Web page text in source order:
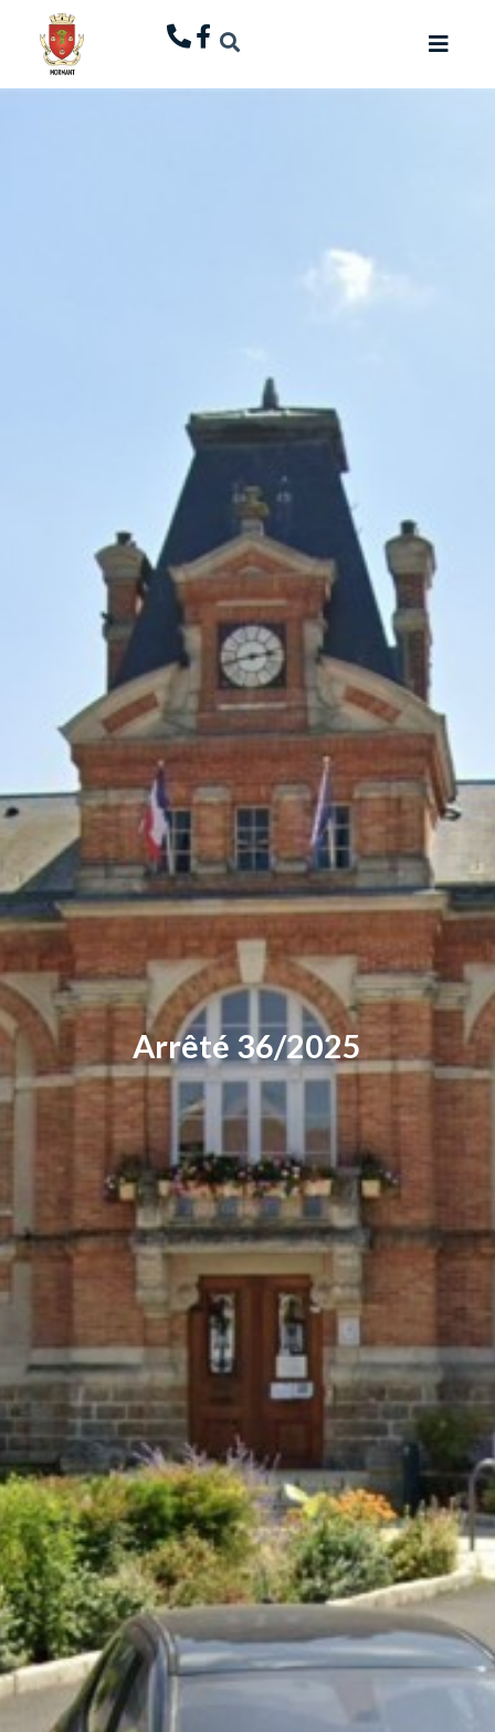
principal
Arrêté 36/2025